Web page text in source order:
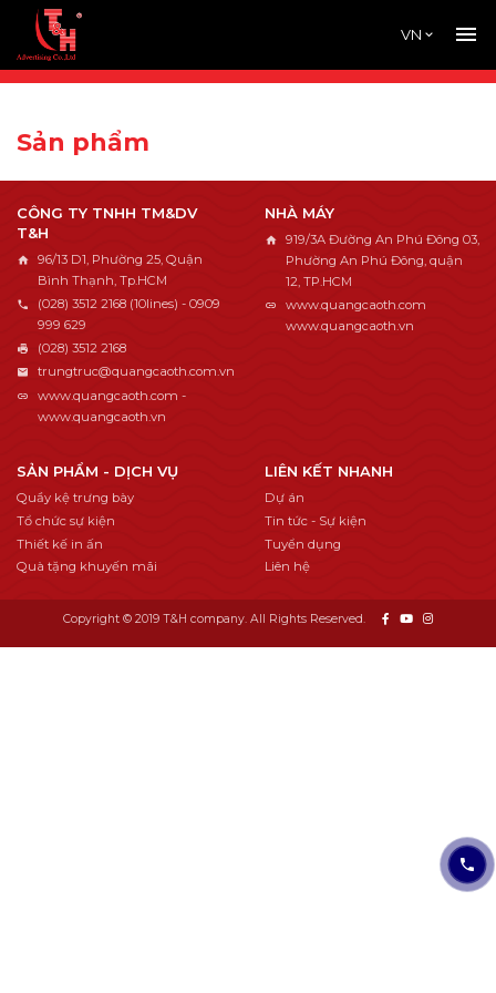
VN
Sản phẩm
CÔNG TY TNHH TM&DV
T&H
96/13 D1, Phường 25, Quận
Bình Thạnh, Tp.HCM
(028) 3512 2168 (10lines) - 0909
999 629
(028) 3512 2168
trungtruc@quangcaoth.com.vn
www.quangcaoth.com -
www.quangcaoth.vn
NHÀ MÁY
919/3A Đường An Phú Đông 03,
Phường An Phú Đông, quận
12, TP.HCM
www.quangcaoth.com
www.quangcaoth.vn
SẢN PHẨM - DỊCH VỤ
Quầy kệ trưng bày
Tổ chức sự kiện
Thiết kế in ấn
Quà tặng khuyến mãi
LIÊN KẾT NHANH
Dự án
Tin tức - Sự kiện
Tuyển dụng
Liên hệ
Copyright © 2019 T&H company. All Rights Reserved.